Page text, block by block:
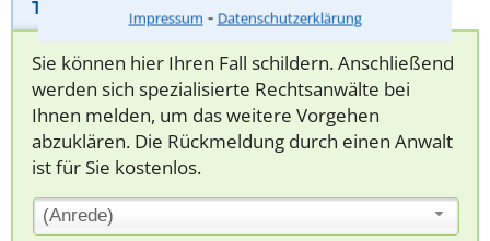
Impressum ⁃ Datenschutzerklärung
Telefonhilfe Beratungsanfrage
Sie können hier Ihren Fall schildern. Anschließend
werden sich spezialisierte Rechtsanwälte bei
Ihnen melden, um das weitere Vorgehen
abzuklären. Die Rückmeldung durch einen Anwalt
ist für Sie kostenlos.
(Anrede)